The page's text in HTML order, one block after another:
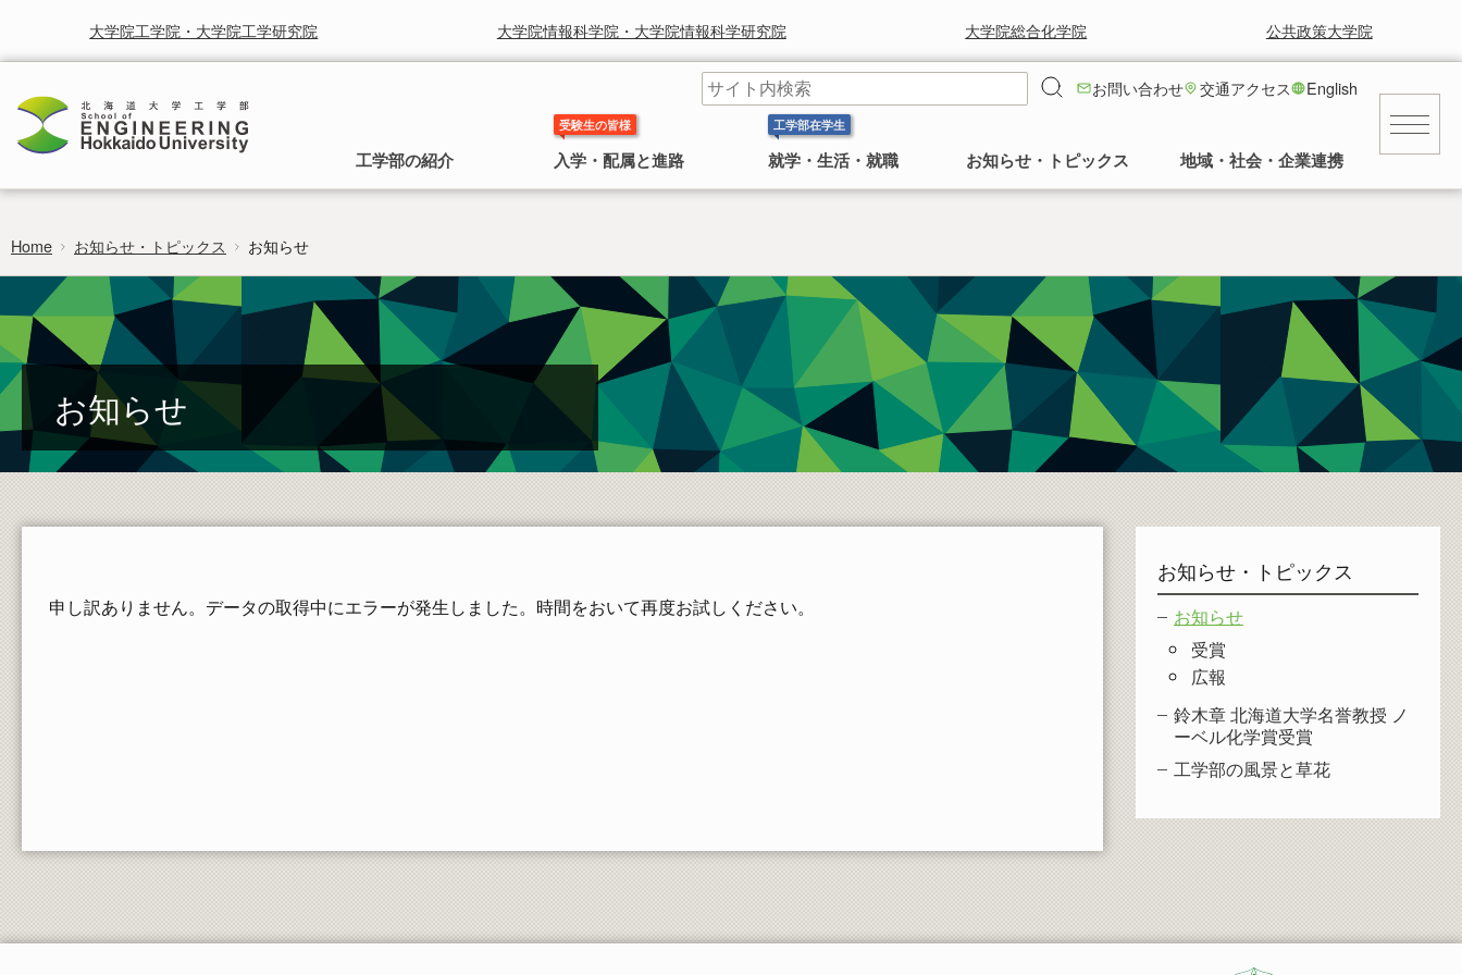
大学院工学院・大学院工学研究院 大学院情報科学院・大学院情報科学研究院 大学院総合化学院 公共政策大学院
お問い合わせ 交通アクセス English
工学部の紹介
工学部の理念
北海道大学工学部は，人類の生活をより快適に，より豊かに
することを使命として取り組まれるべき学問としての工学を
通じて社会に貢献することを基本理念としています。
工学部長より皆様へのごあいさつ
交通アクセス
建物
ポリシー・取組・評価 概要 発行誌
教員一覧
受験生の皆様
入学・配属と進路
入学から卒業までのご案内
入試の種類と募集方法，入学後の所属と工
学部への移行，卒業後の進路についてご案
内します。
フロンティア入試
編入学・学士入学募集要項
非正規生出願要項
工学部には 応用理工系学科，情報エレクトロニクス学科，
機械知能工学科，環境社会工学科 の4学科 があります。
景気に左右されず安定した就職率の高さを
誇っています。
工学部在学生
就学・生活・就職
就学と授業に関する情報
時間割
行事予定
カリキュラムマップ
卒業論文
日本学生支援機構(旧 日本育英会)奨学金のお知ら
せ
民間奨学金のお知らせ
求人等情報
民間
公務員・団体
証明書のご請求・発行
郵送依頼される方、卒業・修了された方の請求
工学研究院図書館
お知らせ・トピックス
お知らせ
受賞
広報
ーベル化学賞受賞
2010年にノーベル化学賞を受賞した鈴
木章名誉教授の特集
工学部正面玄関前の中庭の様子など。多く
の卒業生に植樹していただいてます。
地域・社会・企業連携
研究・産学連携
北海道大学研究シーズ集
研究者総覧システム
researchmap
工学院・工学研究院
情報科学院・情報科学研究院
総合化学院
公共政策大学院
Home お知らせ・トピックス お知らせ
お知らせ
申し訳ありません。データの取得中にエラーが発生しました。時間をおいて再度お試しください。
お知らせ・トピックス
お知らせ
受賞
広報
鈴木章 北海道大学名誉教授 ノ
ーベル化学賞受賞
工学部の風景と草花